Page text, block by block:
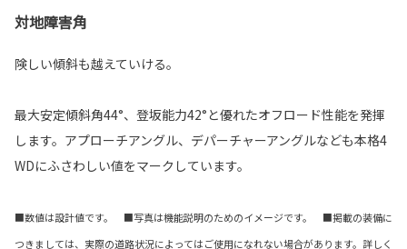
対地障害角
険しい傾斜も越えていける。
最大安定傾斜角44°、登坂能力42°と優れたオフロード性能を発揮
します。アプローチアングル、デパーチャーアングルなども本格4
WDにふさわしい値をマークしています。
■数値は設計値です。 ■写真は機能説明のためのイメージです。 ■掲載の装備に
つきましては、実際の道路状況によってはご使用になれない場合があります。詳しく